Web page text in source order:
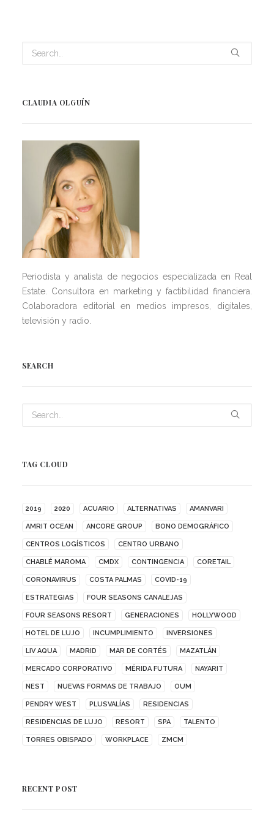
CLAUDIA OLGUÍN
Periodista y analista de negocios especializada en Real
Estate. Consultora en marketing y factibilidad financiera.
Colaboradora editorial en medios impresos, digitales,
televisión y radio.
SEARCH
TAG CLOUD
2019 2020 ACUARIO ALTERNATIVAS AMANVARI
AMRIT OCEAN ANCORE GROUP BONO DEMOGRÁFICO
CENTROS LOGÍSTICOS CENTRO URBANO
CHABLÉ MAROMA CMDX CONTINGENCIA CORETAIL
CORONAVIRUS COSTA PALMAS COVID-19
ESTRATEGIAS FOUR SEASONS CANALEJAS
FOUR SEASONS RESORT GENERACIONES HOLLYWOOD
HOTEL DE LUJO INCUMPLIMIENTO INVERSIONES
LIV AQUA MADRID MAR DE CORTÉS MAZATLÁN
MERCADO CORPORATIVO MÉRIDA FUTURA NAYARIT
NEST NUEVAS FORMAS DE TRABAJO OUM
PENDRY WEST PLUSVALÍAS RESIDENCIAS
RESIDENCIAS DE LUJO RESORT SPA TALENTO
TORRES OBISPADO WORKPLACE ZMCM
RECENT POST